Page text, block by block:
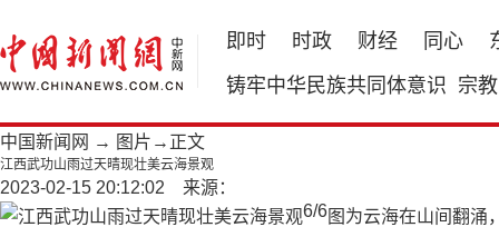
即时 时政 财经 同心
铸牢中华民族共同体意识 宗教
中国新闻网 → 图片 →正文
江西武功山雨过天晴现壮美云海景观
2023-02-15 20:12:02 来源：
6/6图为云海在山间翻涌